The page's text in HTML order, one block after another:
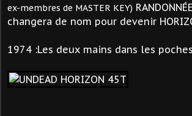
ex-membres de MASTER KEY) RANDONNÉE
changera de nom pour devenir
1974 :Les deux mains dans les